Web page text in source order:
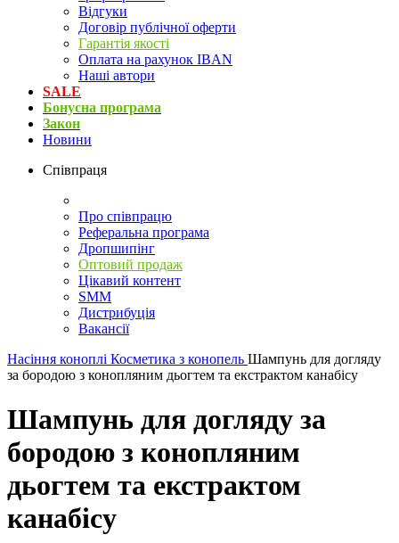
Відгуки
Договір публічної оферти
Гарантія якості
Оплата на рахунок IBAN
Наші автори
SALE
Бонусна програма
Закон
Новини
Співпраця
Про співпрацю
Реферальна програма
Дропшипінг
Оптовий продаж
Цікавий контент
SMM
Дистрибуція
Вакансії
Насіння коноплі Косметика з конопель Шампунь для догляду
за бородою з конопляним дьогтем та екстрактом канабісу
Шампунь для догляду за
бородою з конопляним
дьогтем та екстрактом
канабісу